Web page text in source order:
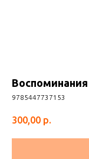
Воспоминания
9785447737153
300,00 р.